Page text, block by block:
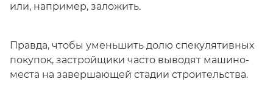
или, например, заложить.
Правда, чтобы уменьшить долю спекулятивных
покупок, застройщики часто выводят машино-
места на завершающей стадии строительства.